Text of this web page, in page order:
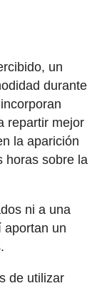
un
durante
repartir mejor
la aparición
horas sobre la
ni a una
aportan un
de utilizar